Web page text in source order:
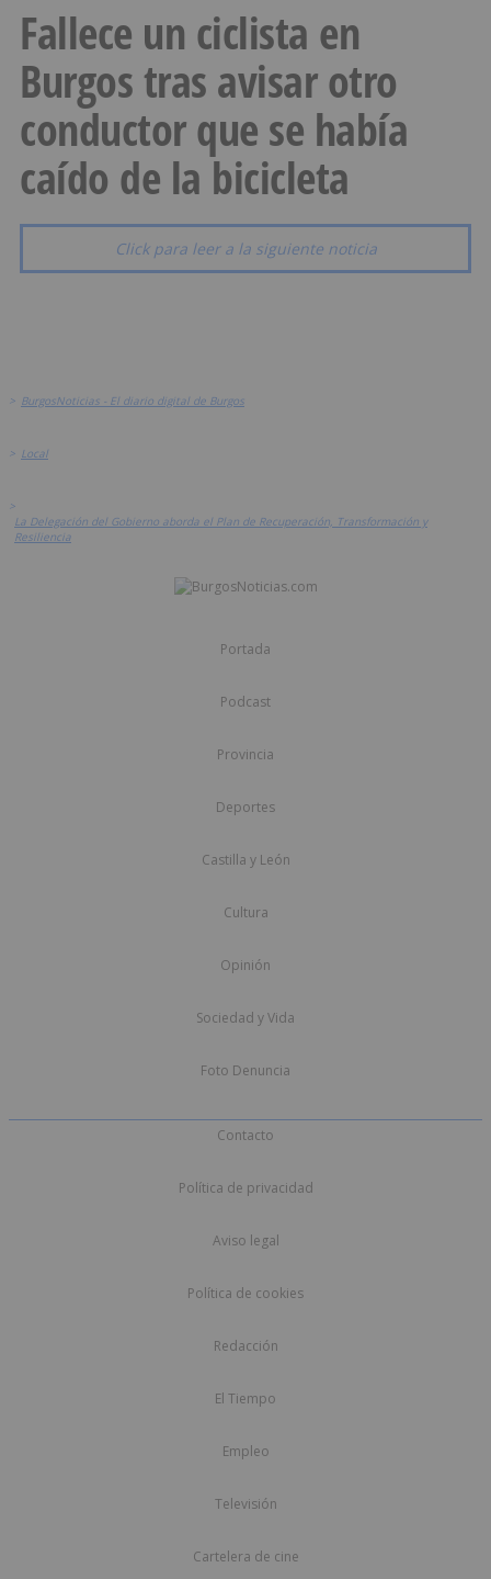
Fallece un ciclista en
Burgos tras avisar otro
conductor que se había
caído de la bicicleta
Click para leer a la siguiente noticia
> BurgosNoticias - El diario digital de Burgos
> Local
>
La Delegación del Gobierno aborda el Plan de Recuperación, Transformación y
Resiliencia
Portada
Podcast
Provincia
Deportes
Castilla y León
Cultura
Opinión
Sociedad y Vida
Foto Denuncia
Contacto
Política de privacidad
Aviso legal
Política de cookies
Redacción
El Tiempo
Empleo
Televisión
Cartelera de cine